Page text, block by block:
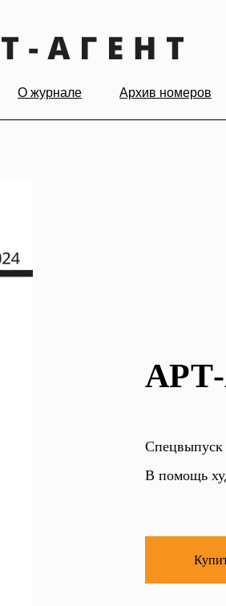
О журнале Архив номеров
Спецвыпуск
В помощь